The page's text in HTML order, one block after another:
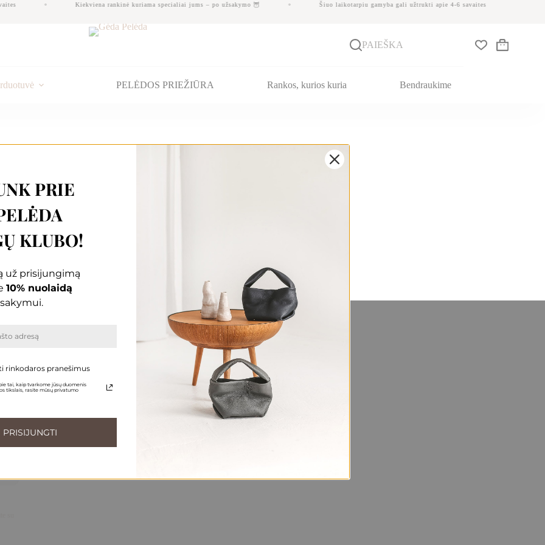
Kiekviena rankinė kuriama specialiai jums – po užsakymo 🦉 Šiuo laikotarpiu gamyba gali užtrukti apie 4-6 savaites
PAIEŠKA Krepšelis
PELĖDOS PRIEŽIŪRA Rankos, kurios kuria Bendraukime
išsiųsti Jums nedelsiant!
El. paštas:
peleda@gedapeleda.lt
Facebook
PRIE
KLUBO!
už prisijungimą
10% nuolaidą
rinkodaros pranešimus
tai, kaip tvarkome jūsų duomenis
tikslais, rasite mūsų privatumo
PRISIJUNGTI